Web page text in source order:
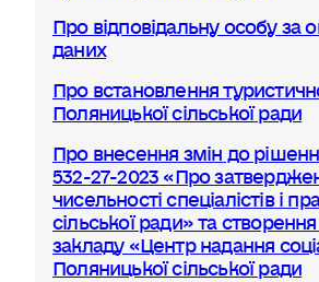
Про відповідальну особу
даних
Про встановлення
Поляницької сільської ради
Про внесення змін до
532-27-2023 «Про
чисельності спеціалістів і
сільської ради» та
закладу «Центр надання
Поляницької сільської ради